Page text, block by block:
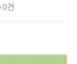
0건